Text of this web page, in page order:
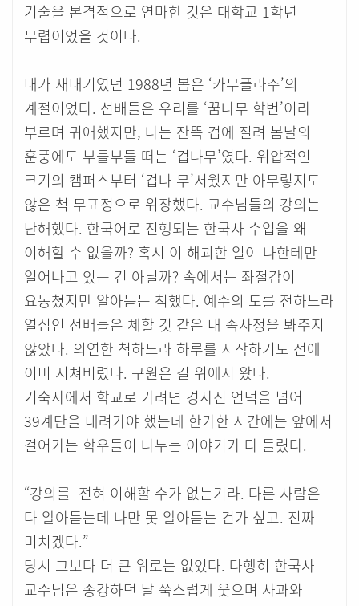
기술을 본격적으로 연마한 것은 대학교 1학년
무렵이었을 것이다.
내가 새내기였던 1988년 봄은 ‘카무플라주’의
계절이었다. 선배들은 우리를 ‘꿈나무 학번’이라
부르며 귀애했지만, 나는 잔뜩 겁에 질려 봄날의
훈풍에도 부들부들 떠는 ‘겁나무’였다. 위압적인
크기의 캠퍼스부터 ‘겁나 무’서웠지만 아무렇지도
않은 척 무표정으로 위장했다. 교수님들의 강의는
난해했다. 한국어로 진행되는 한국사 수업을 왜
이해할 수 없을까? 혹시 이 해괴한 일이 나한테만
일어나고 있는 건 아닐까? 속에서는 좌절감이
요동쳤지만 알아듣는 척했다. 예수의 도를 전하느라
열심인 선배들은 체할 것 같은 내 속사정을 봐주지
않았다. 의연한 척하느라 하루를 시작하기도 전에
이미 지쳐버렸다. 구원은 길 위에서 왔다.
기숙사에서 학교로 가려면 경사진 언덕을 넘어
39계단을 내려가야 했는데 한가한 시간에는 앞에서
걸어가는 학우들이 나누는 이야기가 다 들렸다.
“강의를 전혀 이해할 수가 없는기라. 다른 사람은
다 알아듣는데 나만 못 알아듣는 건가 싶고. 진짜
미치겠다.”
당시 그보다 더 큰 위로는 없었다. 다행히 한국사
교수님은 종강하던 날 쑥스럽게 웃으며 사과와